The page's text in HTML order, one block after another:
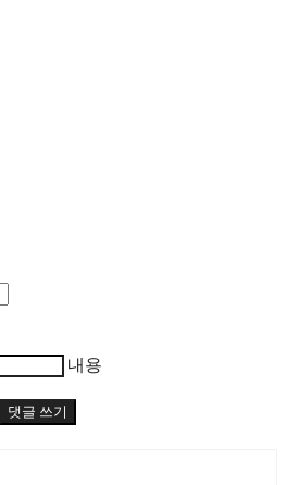
내용
댓글 쓰기